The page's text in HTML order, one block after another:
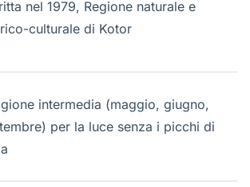
nel 1979, Regione naturale e
culturale di Kotor
intermedia (maggio, giugno,
per la luce senza i picchi di